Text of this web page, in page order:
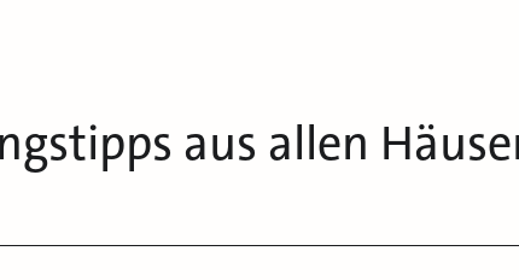
aus allen